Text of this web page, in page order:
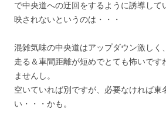
で中央道への迂回をするように誘導して
映されないというのは・・・
混雑気味の中央道はアップダウン激しく
走る＆車間距離が短めでとても怖いです
ませんし。
空いていれば別ですが、必要なければ東
い・・・かも。